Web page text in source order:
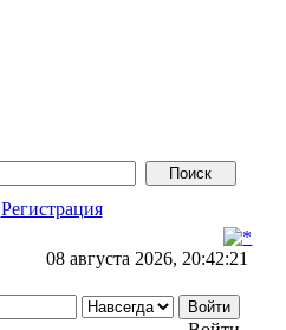
Регистрация
08 августа 2026, 20:42:21